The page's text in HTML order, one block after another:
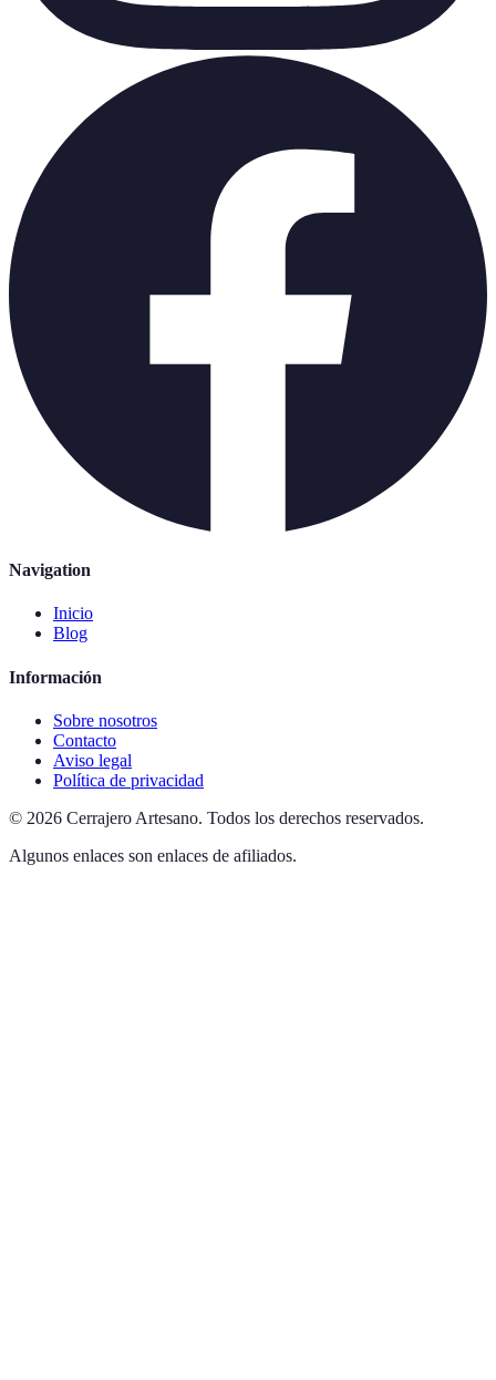
Navigation
Inicio
Blog
Información
Sobre nosotros
Contacto
Aviso legal
Política de privacidad
© 2026 Cerrajero Artesano. Todos los derechos reservados.
Algunos enlaces son enlaces de afiliados.